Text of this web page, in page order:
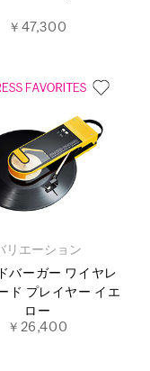
￥47,300
リエーション
バーガー ワイヤレ
ド プレイヤー イエ
ロー
￥26,400